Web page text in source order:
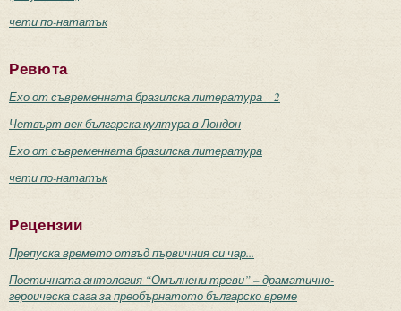
чети по-нататък
Ревюта
Ехо от съвременната бразилска литература – 2
Четвърт век българска култура в Лондон
Ехо от съвременната бразилска литература
чети по-нататък
Рецензии
Препуска времето отвъд първичния си чар...
Поетичната антология “Омълнени треви” – драматично-
героическа сага за преобърнатото българско време